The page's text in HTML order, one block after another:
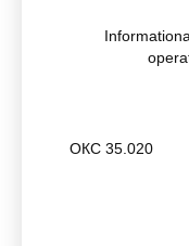
ОКС 35.020